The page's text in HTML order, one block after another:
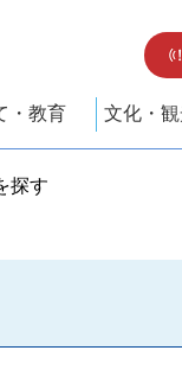
・教育 文化・
探す